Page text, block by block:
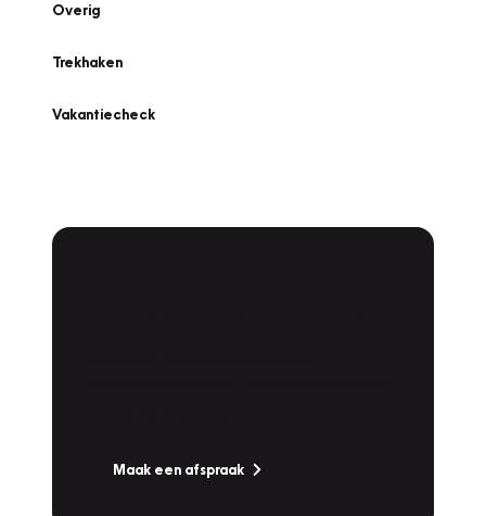
Overig
Trekhaken
Vakantiecheck
Maak een afspraak